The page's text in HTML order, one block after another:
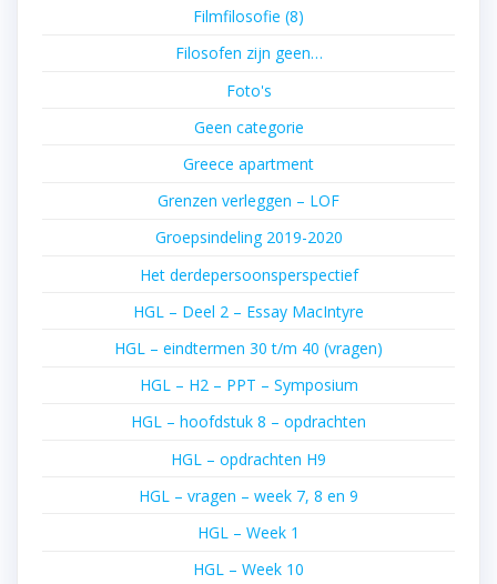
Filmfilosofie (8)
Filosofen zijn geen…
Foto's
Geen categorie
Greece apartment
Grenzen verleggen – LOF
Groepsindeling 2019-2020
Het derdepersoonsperspectief
HGL – Deel 2 – Essay MacIntyre
HGL – eindtermen 30 t/m 40 (vragen)
HGL – H2 – PPT – Symposium
HGL – hoofdstuk 8 – opdrachten
HGL – opdrachten H9
HGL – vragen – week 7, 8 en 9
HGL – Week 1
HGL – Week 10